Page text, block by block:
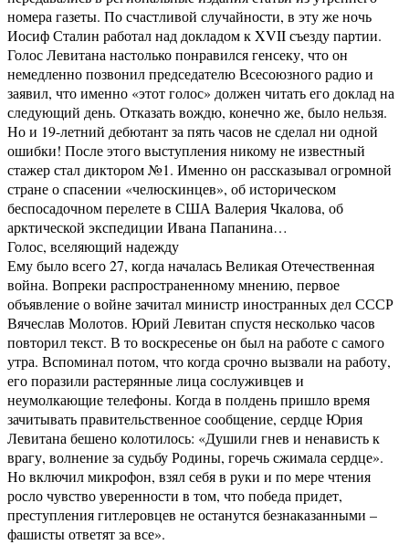
номера газеты. По счастливой случайности, в эту же ночь
Иосиф Сталин работал над докладом к XVII съезду партии.
Голос Левитана настолько понравился генсеку, что он
немедленно позвонил председателю Всесоюзного радио и
заявил, что именно «этот голос» должен читать его доклад на
следующий день. Отказать вождю, конечно же, было нельзя.
Но и 19-летний дебютант за пять часов не сделал ни одной
ошибки! После этого выступления никому не известный
стажер стал диктором №1. Именно он рассказывал огромной
стране о спасении «челюскинцев», об историческом
беспосадочном перелете в США Валерия Чкалова, об
арктической экспедиции Ивана Папанина…
Голос, вселяющий надежду
Ему было всего 27, когда началась Великая Отечественная
война. Вопреки распространенному мнению, первое
объявление о войне зачитал министр иностранных дел СССР
Вячеслав Молотов. Юрий Левитан спустя несколько часов
повторил текст. В то воскресенье он был на работе с самого
утра. Вспоминал потом, что когда срочно вызвали на работу,
его поразили растерянные лица сослуживцев и
неумолкающие телефоны. Когда в полдень пришло время
зачитывать правительственное сообщение, сердце Юрия
Левитана бешено колотилось: «Душили гнев и ненависть к
врагу, волнение за судьбу Родины, горечь сжимала сердце».
Но включил микрофон, взял себя в руки и по мере чтения
росло чувство уверенности в том, что победа придет,
преступления гитлеровцев не останутся безнаказанными –
фашисты ответят за все».